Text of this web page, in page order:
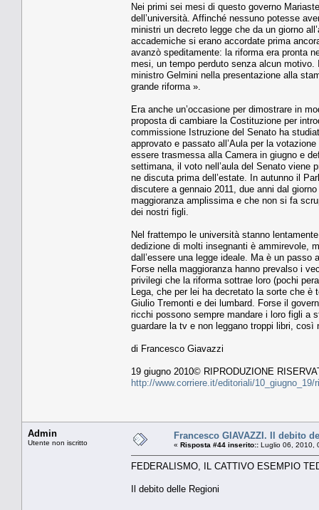
Nei primi sei mesi di questo governo
dell’università. Affinché nessuno potesse
ministri un decreto legge che da un giorno
accademiche si erano accordate prima
avanzò speditamente: la riforma era pronta
mesi, un tempo perduto senza alcun
ministro Gelmini nella presentazione alla
grande riforma ».
Era anche un’occasione per dimostrare in
proposta di cambiare la Costituzione per
commissione Istruzione del Senato ha
approvato e passato all’Aula per la
essere trasmessa alla Camera in giugno e
settimana, il voto nell’aula del Senato viene
ne discuta prima dell’estate. In autunno il
discutere a gennaio 2011, due anni dal
maggioranza amplissima e che non si fa
dei nostri figli.
Nel frattempo le università stanno
dedizione di molti insegnanti è ammirevole,
dall’essere una legge ideale. Ma è un
Forse nella maggioranza hanno prevalso i
privilegi che la riforma sottrae loro (pochi
Lega, che per lei ha decretato la sorte che è
Giulio Tremonti e dei lumbard. Forse il
ricchi possono sempre mandare i loro figli a
guardare la tv e non leggano troppi libri, così
di Francesco Giavazzi
19 giugno 2010© RIPRODUZIONE
http://www.corriere.it/editoriali/
Admin
Utente non iscritto
Francesco GIAVAZZI. Il debito
« Risposta #44 inserito:: Luglio 06, 2010,
FEDERALISMO, IL CATTIVO ESEMPIO
Il debito delle Regioni